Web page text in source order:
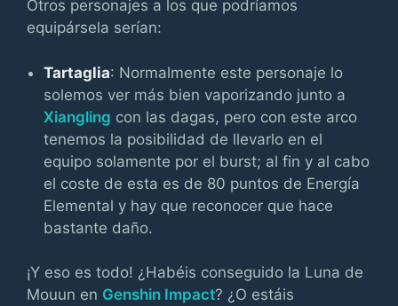
Otros personajes a los que podríamos
equipársela serían:
Tartaglia: Normalmente este personaje lo
solemos ver más bien vaporizando junto a
Xiangling con las dagas, pero con este arco
tenemos la posibilidad de llevarlo en el
equipo solamente por el burst; al fin y al cabo
el coste de esta es de 80 puntos de Energía
Elemental y hay que reconocer que hace
bastante daño.
¡Y eso es todo! ¿Habéis conseguido la Luna de
Mouun en Genshin Impact? ¿O estáis